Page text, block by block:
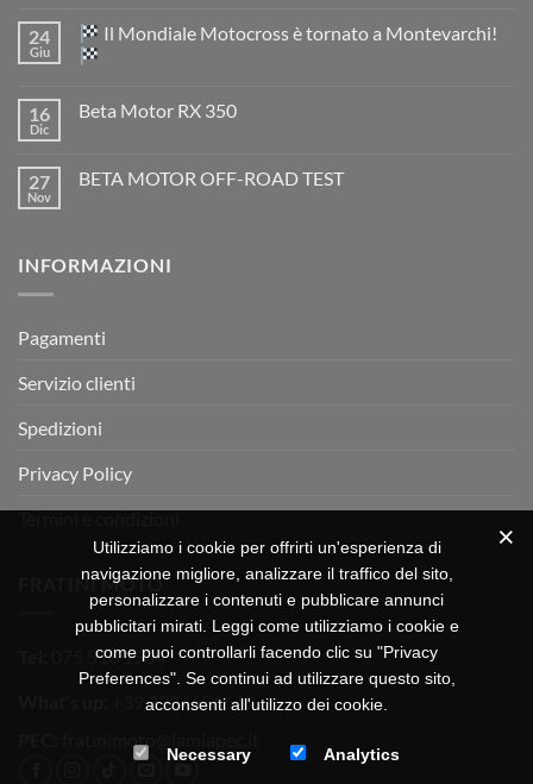
su
TM
EN
2026:
è
arrivata
24
Giu
Il Mondiale Motocross è tornato a Montevarchi!
su
Motocross
è
16
Dic
Beta Motor RX 350
Beta
27
Nov
BETA MOTOR OFF-ROAD TEST
MOTOR
INFORMAZIONI
Pagamenti
Servizio clienti
Spedizioni
Privacy Policy
Termini e condizioni
FRATINI MOTO
075 518 1504
+39 3334656649
Utilizziamo i cookie per offrirti un'esperienza di
navigazione migliore, analizzare il traffico del sito,
personalizzare i contenuti e pubblicare annunci
pubblicitari mirati. Leggi come utilizziamo i cookie e
come puoi controllarli facendo clic su "Privacy
Preferences". Se continui ad utilizzare questo sito,
acconsenti all'utilizzo dei cookie.
Necessary Analytics